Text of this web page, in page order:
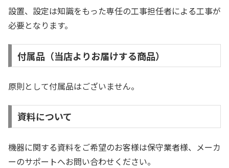
設置、設定は知識をもった専任の工事担任者による工事が
必要となります。
付属品（当店よりお届けする商品）
原則として付属品はございません。
資料について
機器に関する資料をご希望のお客様は保守業者様、メーカ
ーのサポートへお問い合わせください。